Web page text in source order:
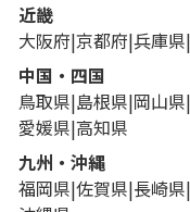
近畿
大阪府 京都府 兵庫県
中国・四国
鳥取県 島根県 岡山県
愛媛県 高知県
九州・沖縄
福岡県 佐賀県 長崎県